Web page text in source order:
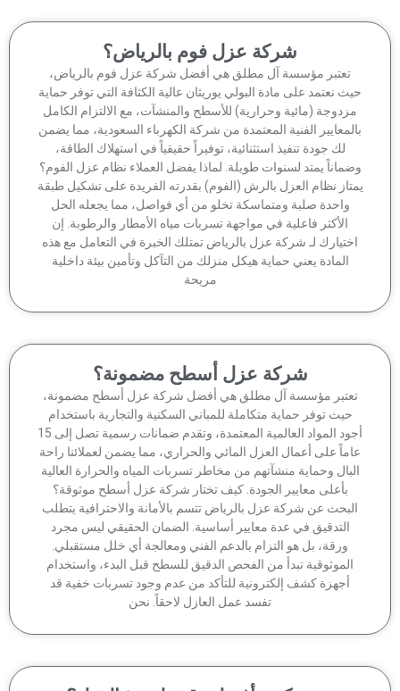
شركة عزل فوم بالرياض؟
تعتبر مؤسسة آل مطلق هي أفضل شركة عزل فوم بالرياض،
نعتمد على مادة البولي يوريثان عالية الكثافة التي توفر حماية
(مائية وحرارية) للأسطح والمنشآت، مع الالتزام الكامل
الفنية المعتمدة من شركة الكهرباء السعودية، مما يضمن
لك جودة تنفيذ استثنائية، توفيراً حقيقياً في استهلاك الطاقة،
يمتد لسنوات طويلة. لماذا يفضل العملاء نظام عزل الفوم؟
نظام العزل بالرش (الفوم) بقدرته الفريدة على تشكيل طبقة
واحدة صلبة ومتماسكة تخلو من أي فواصل، مما يجعله الحل
الأكثر فاعلية في مواجهة تسربات مياه الأمطار والرطوبة. إن
لـ شركة عزل بالرياض تمتلك الخبرة في التعامل مع هذه
المادة يعني حماية هيكل منزلك من التآكل وتأمين بيئة داخلية
شركة عزل أسطح مضمونة؟
مؤسسة آل مطلق هي أفضل شركة عزل أسطح مضمونة،
حيث توفر حماية متكاملة للمباني السكنية والتجارية باستخدام
أجود المواد العالمية المعتمدة، وتقدم ضمانات رسمية تصل إلى 15
على أعمال العزل المائي والحراري، مما يضمن لعملائنا راحة
وحماية منشآتهم من مخاطر تسربات المياه والحرارة العالية
بأعلى معايير الجودة. كيف تختار شركة عزل أسطح موثوقة؟
عن شركة عزل بالرياض تتسم بالأمانة والاحترافية يتطلب
التدقيق في عدة معايير أساسية. الضمان الحقيقي ليس مجرد
ورقة، بل هو التزام بالدعم الفني ومعالجة أي خلل مستقبلي.
الموثوقية تبدأ من الفحص الدقيق للسطح قبل البدء، واستخدام
أجهزة كشف إلكترونية للتأكد من عدم وجود تسربات خفية قد
تفسد عمل العازل لاحقاً. نحن